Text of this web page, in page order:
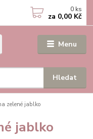
Menu
Hledat
0 ks
za 0,00 Kč
zelené jablko
jablko